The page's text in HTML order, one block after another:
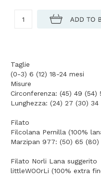
Taglie
(0-3) 6 (12) 18-24 mesi
Misure
Circonferenza: (45) 49 (54)
Lunghezza: (24) 27 (30) 34
Filato
Filcolana Pernilla (100%
Marzipan 977: (50) 65 (80)
Filato Norli Lana suggerito
littleWOOrLi (100% extra